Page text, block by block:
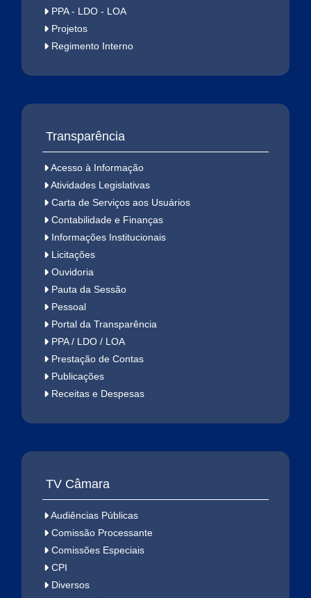
PPA - LDO - LOA
Projetos
Regimento Interno
Transparência
Acesso à Informação
Atividades Legislativas
Carta de Serviços aos Usuários
Contabilidade e Finanças
Informações Institucionais
Licitações
Ouvidoria
Pauta da Sessão
Pessoal
Portal da Transparência
PPA / LDO / LOA
Prestação de Contas
Publicações
Receitas e Despesas
TV Câmara
Audiências Públicas
Comissão Processante
Comissões Especiais
CPI
Diversos